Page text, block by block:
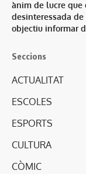
ànim de lucre que
desinteressada
objectiu informar
Seccions
ACTUALITAT
ESCOLES
ESPORTS
CULTURA
CÒMIC